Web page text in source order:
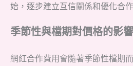
始，逐步建立互信關係和優化合
季節性與檔期對價格的影響
網紅合作費用會隨著季節性檔期